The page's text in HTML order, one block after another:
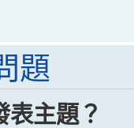
題
表主題？